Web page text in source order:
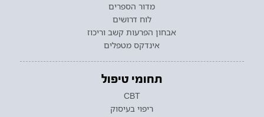
מדור הספרים
לוח דרושים
אבחון הפרעות קשב וריכוז
אינדקס מטפלים
תחומי טיפול
CBT
ריפוי בעיסוק